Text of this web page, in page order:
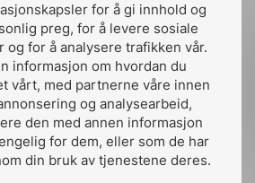
for å gi innhold og
preg, for å levere sosiale
og for å analysere trafikken vår.
informasjon om hvordan du
vårt, med partnerne våre innen
og analysearbeid,
den med annen informasjon
for dem, eller som de har
din bruk av tjenestene deres.
nek@nek.no
Bruk av Cookies
Til
toppen